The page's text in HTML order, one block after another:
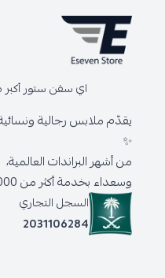
اي سفن ستور أكبر
يقدّم ملابس رجالية
✨
من أشهر البراندات العالمية،
وسعداء بخدمة أكثر من 300,000 عميل حول المملكة.
السجل التجاري
2031106284